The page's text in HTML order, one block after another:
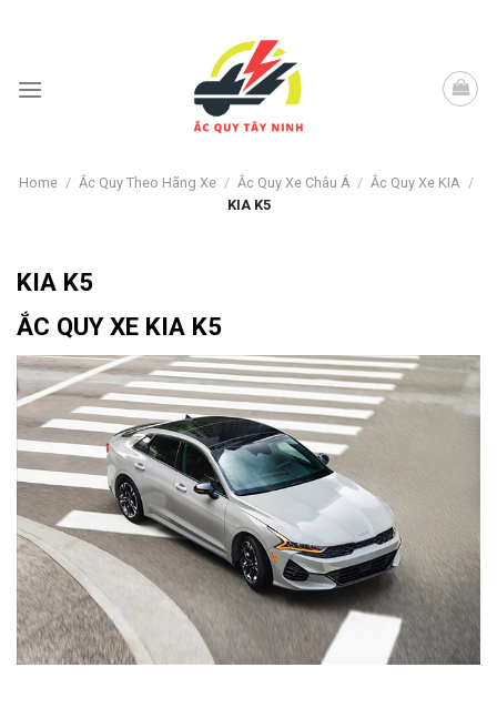
Home / Ắc Quy Theo Hãng Xe / Ắc Quy Xe Châu Á / Ắc Quy Xe KIA /
KIA K5
KIA K5
ẮC QUY XE KIA K5